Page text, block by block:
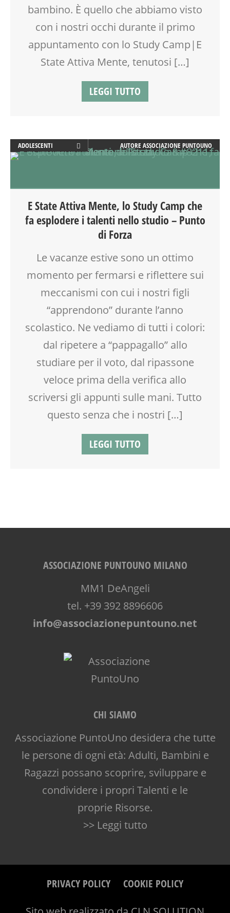
MAMME
OFFICINA
SOCIALIZZAZIONE
WORKSHOP
bambino. È quello che abbiamo visto
con i nostri occhi durante il primo
appuntamento con lo Study Camp|E
State Attiva Mente, tenutosi […]
LEGGI TUTTO
ADOLESCENTI
ADULTI
ESTATE
FACILITAZIONE GRAFICA
GENITORE
GENITORI
LABORATORIO
MOOD BOX
SCUOLA
TEENAGER
TEMPO LIBERO
VIA FARUFFINI
AUTORE ASSOCIAZIONE PUNTOUNO
E State Attiva Mente, lo Study Camp che
fa esplodere i talenti nello studio – Punto
di Forza
Le vacanze estive sono un ottimo
momento per fermarsi e riflettere sui
meccanismi con cui i nostri figli
“apprendono” durante l’anno
scolastico. Ne vediamo di tutti i colori:
dal ripetere a “pappagallo” allo
studiare per il voto, dal ripassone
veloce prima della verifica allo
scriversi gli appunti sulle mani. Tutto
questo senza che i nostri […]
LEGGI TUTTO
ASSOCIAZIONE PUNTOUNO MILANO
MM1 DeAngeli
tel. +39 392 8896606
info@associazionepuntouno.net
CHI SIAMO
Associazione PuntoUno desidera che tutte
le persone di ogni età: Adulti, Bambini e
Ragazzi possano scoprire, sviluppare e
condividere i propri Talenti e le
proprie Risorse.
>> Leggi tutto
PRIVACY POLICY
COOKIE POLICY